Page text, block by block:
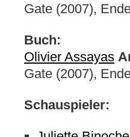
Gate (2007),
Buch:
Olivier Assayas
Gate (2007),
Schauspieler: